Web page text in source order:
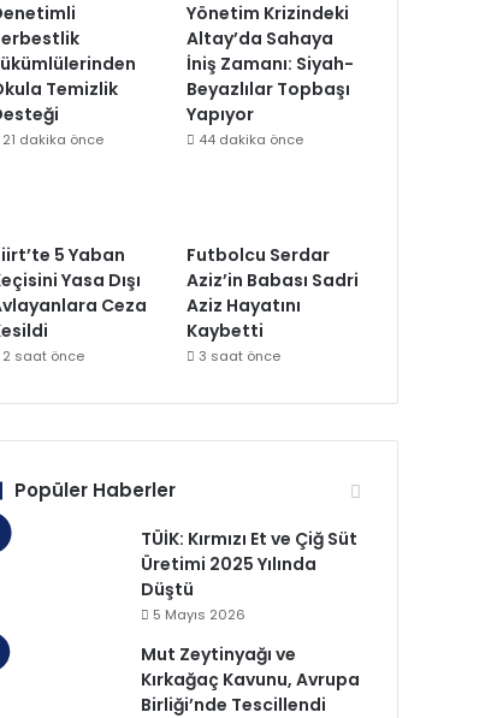
Temizlik
21 dakika önce
Yönetim Krizindeki
Altay’da Sahaya
İniş Zamanı: Siyah-
Beyazlılar Topbaşı
Yapıyor
44 dakika önce
5 Yaban
Yasa Dışı
Ceza
2 saat önce
Futbolcu Serdar
Aziz’in Babası Sadri
Aziz Hayatını
Kaybetti
3 saat önce
Popüler Haberler
TÜİK: Kırmızı Et ve Çiğ Süt
Üretimi 2025 Yılında
Düştü
5 Mayıs 2026
Mut Zeytinyağı ve
Kırkağaç Kavunu, Avrupa
Birliği’nde Tescillendi